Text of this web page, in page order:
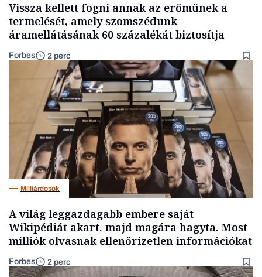
Vissza kellett fogni annak az erőműnek a
termelését, amely szomszédunk
áramellátásának 60 százalékát biztosítja
Forbes 2 perc
Milliárdosok
A világ leggazdagabb embere saját
Wikipédiát akart, majd magára hagyta. Most
milliók olvasnak ellenőrizetlen információkat
Forbes 2 perc